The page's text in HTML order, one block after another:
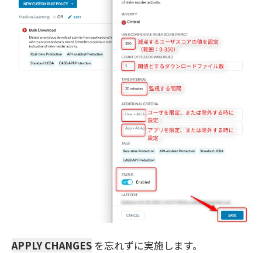
APPLY CHANGES を忘れずに実施します。